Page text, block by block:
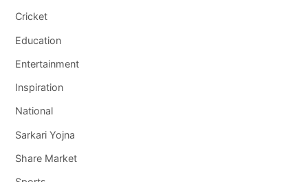
Cricket
Education
Entertainment
Inspiration
National
Sarkari Yojna
Share Market